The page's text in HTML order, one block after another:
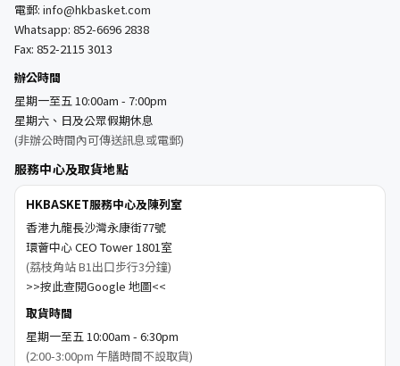
電郵: info@hkbasket.com
Whatsapp: 852-6696 2838
Fax: 852-2115 3013
辦公時間
星期一至五 10:00am - 7:00pm
星期六、日及公眾假期休息
(非辦公時間內可傳送訊息或電郵)
服務中心及取貨地點
HKBASKET服務中心及陳列室
香港九龍長沙灣永康街77號
環薈中心 CEO Tower 1801室
(荔枝角站 B1出口步行3分鐘)
>>按此查閱Google 地圖<<
取貨時間
星期一至五 10:00am - 6:30pm
(2:00-3:00pm 午膳時間不設取貨)